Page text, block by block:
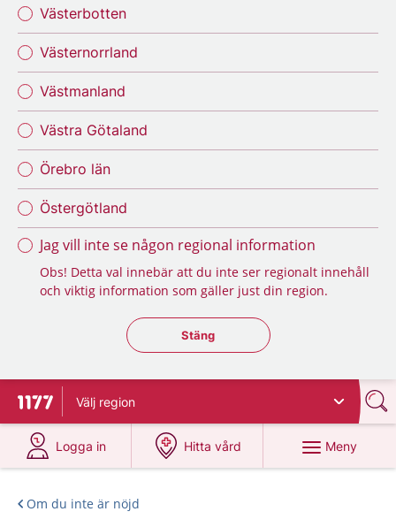
Västerbotten
Västernorrland
Västmanland
Västra Götaland
Örebro län
Östergötland
Jag vill inte se någon regional information
Obs! Detta val innebär att du inte ser regionalt innehåll
och viktig information som gäller just din region.
Stäng regionsväljaren
Stäng
Till startsidan för 1177
Välj region
Logga in
på 1177.se
Hitta vård
på 1177.se
Meny
Om du inte är nöjd